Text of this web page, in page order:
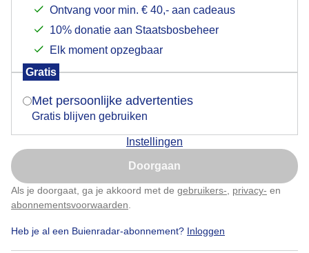
Ontvang voor min. € 40,- aan cadeaus
10% donatie aan Staatsbosbeheer
Elk moment opzegbaar
Gratis
Met persoonlijke advertenties
Gratis blijven gebruiken
Instellingen
Doorgaan
Als je doorgaat, ga je akkoord met de gebruikers- privacy- en
abonnementsvoorwaarden
Heb je al een Buienradar-abonnement? Inloggen
Door: Johan Westra Gemaakt: 10-06-2026, 19x bekeken
Indien je hier nog geen akkoord op hebt gegeven,
verschijnt er zo een pop-up uit je browser waarin
Is goed, toon de popup
Nu niet, misschien later
Klik hierom dit aan te passen